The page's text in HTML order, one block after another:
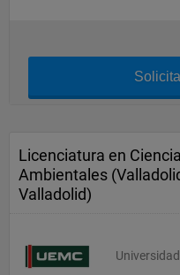
Licenciatura en
Ambientales
Valladolid)